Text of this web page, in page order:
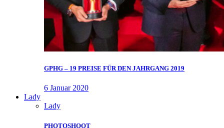
GPHG – 19 PREISE FÜR DEN JAHRGANG 2019
6 Januar 2020
Lady
Lady
PHOTOSHOOT